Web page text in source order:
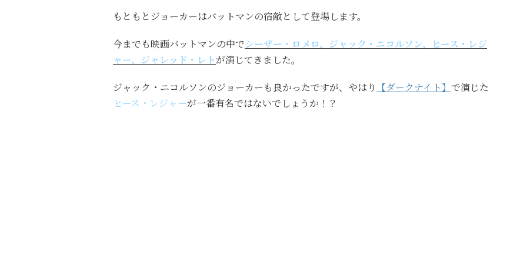
もともとジョーカーはバットマンの宿敵として登場します。
今までも映画バットマンの中でシーザー・ロメロ、ジャック・ニコルソン、ヒース・レジ
ャー、ジャレッド・レトが演じてきました。
ジャック・ニコルソンのジョーカーも良かったですが、やはり 【ダークナイト】 で演じた
ヒース・レジャーが一番有名ではないでしょうか！？